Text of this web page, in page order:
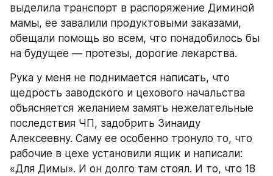
выделила транспорт в распоряжение Диминой
мамы, ее завалили продуктовыми заказами,
обещали помощь во всем, что понадобилось бы
на будущее — протезы, дорогие лекарства.
Рука у меня не поднимается написать, что
щедрость заводского и цехового начальства
объясняется желанием замять нежелательные
последствия ЧП, задобрить Зинаиду
Алексеевну. Саму ее особенно тронуло то, что
рабочие в цехе установили ящик и написали:
«Для Димы». И он долго там стоял. И то, что 18